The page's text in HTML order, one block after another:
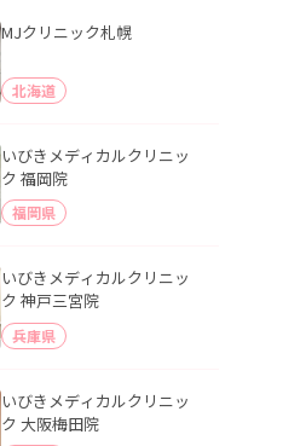
MJクリニック札幌
北海道
いびきメディカルクリニッ
ク 福岡院
福岡県
いびきメディカルクリニッ
ク 神戸三宮院
兵庫県
いびきメディカルクリニッ
ク 大阪梅田院